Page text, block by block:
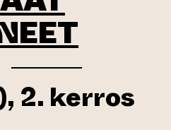
, 2. kerros